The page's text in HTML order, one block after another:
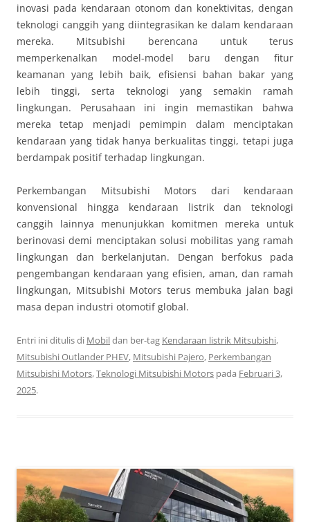
inovasi pada kendaraan otonom dan konektivitas, dengan
teknologi canggih yang diintegrasikan ke dalam kendaraan
mereka. Mitsubishi berencana untuk terus
memperkenalkan model-model baru dengan fitur
keamanan yang lebih baik, efisiensi bahan bakar yang
lebih tinggi, serta teknologi yang semakin ramah
lingkungan. Perusahaan ini ingin memastikan bahwa
mereka tetap menjadi pemimpin dalam menciptakan
kendaraan yang tidak hanya berkualitas tinggi, tetapi juga
berdampak positif terhadap lingkungan.
Perkembangan Mitsubishi Motors dari kendaraan
konvensional hingga kendaraan listrik dan teknologi
canggih lainnya menunjukkan komitmen mereka untuk
berinovasi demi menciptakan solusi mobilitas yang ramah
lingkungan dan berkelanjutan. Dengan berfokus pada
pengembangan kendaraan yang efisien, aman, dan ramah
lingkungan, Mitsubishi Motors terus membuka jalan bagi
masa depan industri otomotif global.
Entri ini ditulis di Mobildan ber-tag Kendaraan listrik Mitsubishi,
Mitsubishi Outlander PHEV, Mitsubishi Pajero, Perkembangan
Mitsubishi Motors,Teknologi Mitsubishi Motors pada Februari 3,
2025.